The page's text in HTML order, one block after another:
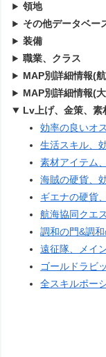
領地
その他データベー
装備
職業、クラス
MAP別詳細情報(
MAP別詳細情報(
Lv上げ、金策、素
効率の良いオ
生活スキル、
素材アイテム
海賊の硬貨、
ギエナの硬貨
航海協同クエ
調和の門&調
遠征隊、メイ
ゴールドラビ
全スキルポー